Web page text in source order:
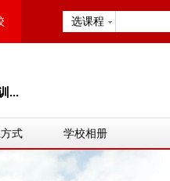
选课程
...
式 学校相册